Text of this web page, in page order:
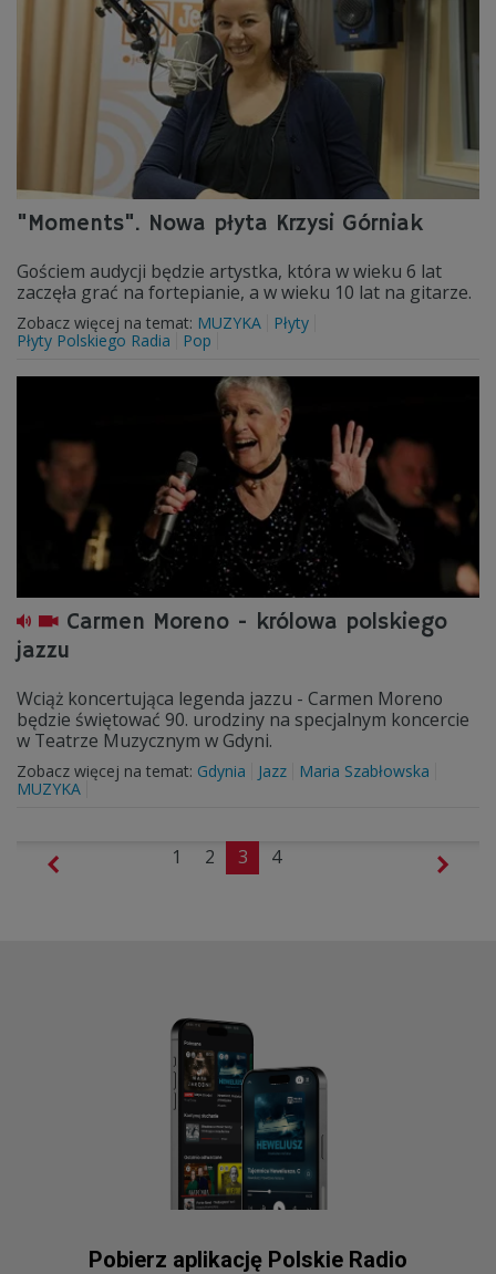
"Moments". Nowa płyta Krzysi Górniak
Gościem audycji będzie artystka, która w wieku 6 lat
zaczęła grać na fortepianie, a w wieku 10 lat na gitarze.
Zobacz więcej na temat: MUZYKA
Płyty
Płyty Polskiego Radia
Pop
Carmen Moreno - królowa polskiego
jazzu
Wciąż koncertująca legenda jazzu - Carmen Moreno
będzie świętować 90. urodziny na specjalnym koncercie
w Teatrze Muzycznym w Gdyni.
Zobacz więcej na temat: Gdynia Jazz
Maria Szabłowska
MUZYKA
1 2 3 4
Pobierz aplikację Polskie Radio